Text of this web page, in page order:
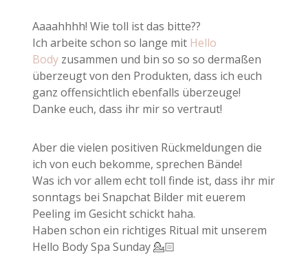
Aaaahhhh! Wie toll ist das bitte??
Ich arbeite schon so lange mit Hello
Body zusammen und bin so so so dermaßen
überzeugt von den Produkten, dass ich euch
ganz offensichtlich ebenfalls überzeuge!
Danke euch, dass ihr mir so vertraut!
Aber die vielen positiven Rückmeldungen die
ich von euch bekomme, sprechen Bände!
Was ich vor allem echt toll finde ist, dass ihr mir
sonntags bei Snapchat Bilder mit euerem
Peeling im Gesicht schickt haha.
Haben schon ein richtiges Ritual mit unserem
Hello Body Spa Sunday 💁🏻